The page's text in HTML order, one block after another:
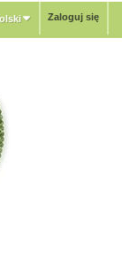
Zaloguj się